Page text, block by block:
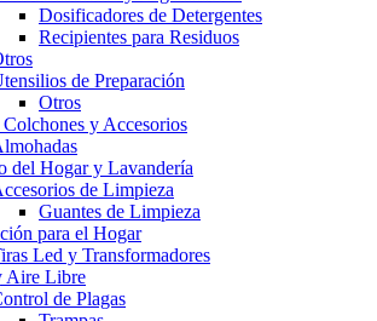
Dosificadores de Detergentes
Recipientes para Residuos
de Preparación
Otros
Colchones y Accesorios
del Hogar y Lavandería
de Limpieza
Guantes de Limpieza
para el Hogar
Led y Transformadores
Aire Libre
de Plagas